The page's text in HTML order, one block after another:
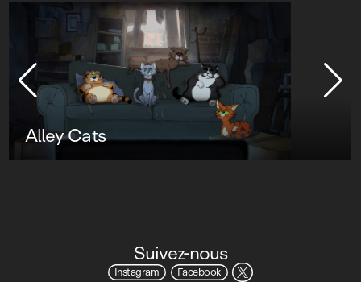
Alley Cats
Suivez-nous
Instagram Facebook